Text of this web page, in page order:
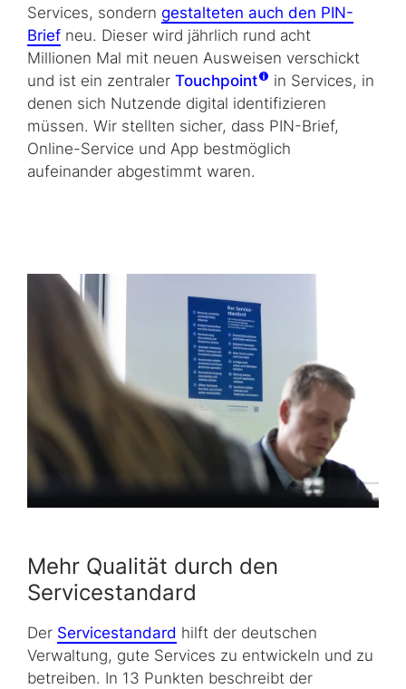
Services, sondern gestalteten auch den PIN-
Brief neu. Dieser wird jährlich rund acht
Millionen Mal mit neuen Ausweisen verschickt
und ist ein zentraler Touchpoint
in Services, in
denen sich Nutzende digital identifizieren
müssen. Wir stellten sicher, dass PIN-Brief,
Online-Service und App bestmöglich
aufeinander abgestimmt waren.
Mehr Qualität durch den
Servicestandard
Der Servicestandard hilft der deutschen
Verwaltung, gute Services zu entwickeln und zu
betreiben. In 13 Punkten beschreibt der